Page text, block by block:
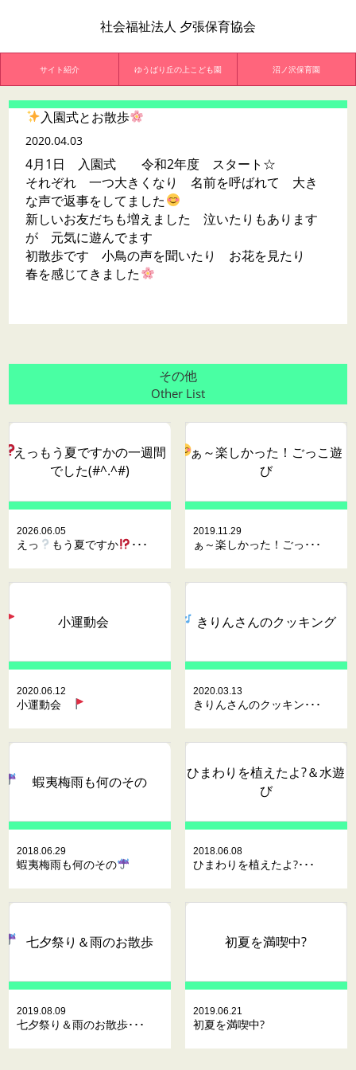
社会福祉法人 夕張保育協会
サイト紹介 ゆうばり丘の上こども園 沼ノ沢保育園
入園式とお散歩
2020.04.03
4月1日 入園式 令和2年度 スタート☆
それぞれ 一つ大きくなり 名前を呼ばれて 大き
な声で返事をしてました
新しいお友だちも増えました 泣いたりもあります
が 元気に遊んでます
初散歩です 小鳥の声を聞いたり お花を見たり
春を感じてきました
その他
Other List
えっ もう夏ですかの一週間
でした(#^.^#)
2026.06.05
えっ もう夏ですか ･･･
ぁ～楽しかった！ごっこ遊
び
2019.11.29
ぁ～楽しかった！ごっ･･･
小運動会
2020.06.12
小運動会
きりんさんのクッキング
2020.03.13
きりんさんのクッキン･･･
蝦夷梅雨も何のその
2018.06.29
蝦夷梅雨も何のその
ひまわりを植えたよ?＆水遊
び
2018.06.08
ひまわりを植えたよ?･･･
七夕祭り＆雨のお散歩
2019.08.09
七夕祭り＆雨のお散歩･･･
初夏を満喫中?
2019.06.21
初夏を満喫中?